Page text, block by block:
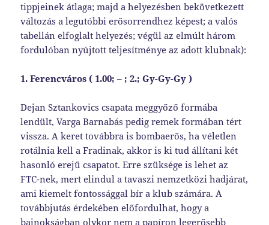
tippjeinek átlaga; majd a helyezésben bekövetkezett
változás a legutóbbi erősorrendhez képest; a valós
tabellán elfoglalt helyezés; végül az elmúlt három
fordulóban nyújtott teljesítménye az adott klubnak):
1. Ferencváros ( 1.00; – ; 2.; Gy-Gy-Gy )
Dejan Sztankovics csapata meggyőző formába
lendült, Varga Barnabás pedig remek formában tért
vissza. A keret továbbra is bombaerős, ha véletlen
rotálnia kell a Fradinak, akkor is ki tud állítani két
hasonló erejű csapatot. Erre szüksége is lehet az
FTC-nek, mert elindul a tavaszi nemzetközi hadjárat,
ami kiemelt fontossággal bír a klub számára. A
továbbjutás érdekében előfordulhat, hogy a
bajnokságban olykor nem a papíron legerősebb